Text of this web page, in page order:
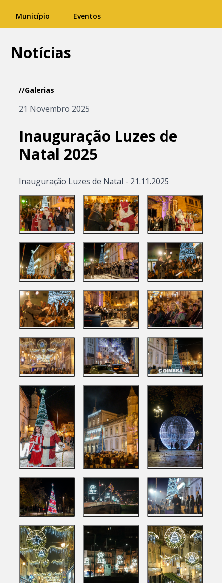
Município Eventos
Notícias
//Galerias
21 Novembro 2025
Inauguração Luzes de
Natal 2025
Inauguração Luzes de Natal - 21.11.2025